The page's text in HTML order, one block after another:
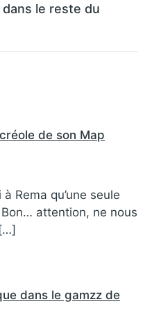
le reste du
de son Map
Rema qu’une seule
attention, ne nous
dans le gamzz de